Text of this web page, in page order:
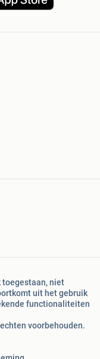
toegestaan, niet
uit het gebruik
functionaliteiten
voorbehouden.